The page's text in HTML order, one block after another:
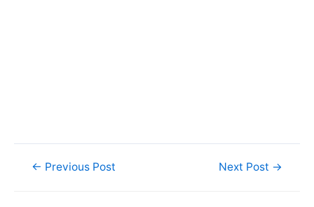
← Previous Post Next Post →